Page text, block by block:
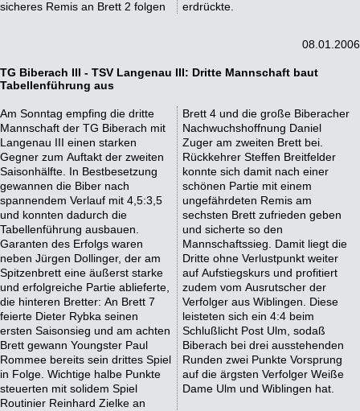
sicheres Remis an Brett 2 folgen erdrückte.
08.01.2006
TG Biberach III - TSV Langenau III: Dritte Mannschaft baut
Tabellenführung aus
Am Sonntag empfing die dritte
Mannschaft der TG Biberach mit
Langenau III einen starken
Gegner zum Auftakt der zweiten
Saisonhälfte. In Bestbesetzung
gewannen die Biber nach
spannendem Verlauf mit 4,5:3,5
und konnten dadurch die
Tabellenführung ausbauen.
Garanten des Erfolgs waren
neben Jürgen Dollinger, der am
Spitzenbrett eine äußerst starke
und erfolgreiche Partie ablieferte,
die hinteren Bretter: An Brett 7
feierte Dieter Rybka seinen
ersten Saisonsieg und am achten
Brett gewann Youngster Paul
Rommee bereits sein drittes Spiel
in Folge. Wichtige halbe Punkte
steuerten mit solidem Spiel
Routinier Reinhard Zielke an
Brett 4 und die große Biberacher
Nachwuchshoffnung Daniel
Zuger am zweiten Brett bei.
Rückkehrer Steffen Breitfelder
konnte sich damit nach einer
schönen Partie mit einem
ungefährdeten Remis am
sechsten Brett zufrieden geben
und sicherte so den
Mannschaftssieg. Damit liegt die
Dritte ohne Verlustpunkt weiter
auf Aufstiegskurs und profitiert
zudem vom Ausrutscher der
Verfolger aus Wiblingen. Diese
leisteten sich ein 4:4 beim
Schlußlicht Post Ulm, sodaß
Biberach bei drei ausstehenden
Runden zwei Punkte Vorsprung
auf die ärgsten Verfolger Weiße
Dame Ulm und Wiblingen hat.